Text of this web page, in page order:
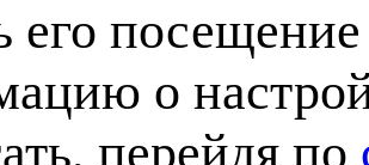
его
о
перейдя по